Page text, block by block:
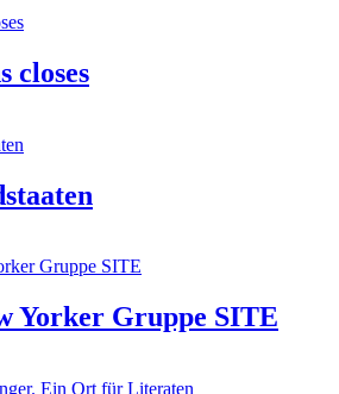
closes
Yorker Gruppe SITE